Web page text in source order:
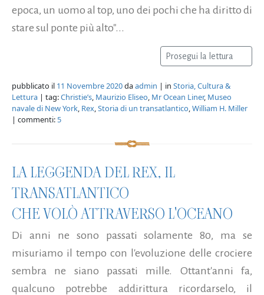
epoca, un uomo al top, uno dei pochi che ha diritto di
stare sul ponte più alto"...
Prosegui la lettura
pubblicato il 11 Novembre 2020daadmin | in Storia, Cultura &
Lettura | tag:Christie’s, Maurizio Eliseo, Mr Ocean Liner, Museo
navale di New York, Rex,Storia di un transatlantico,William H. Miller
| commenti: 5
LA LEGGENDA DEL REX, IL
TRANSATLANTICO
CHE VOLÒ ATTRAVERSO L'OCEANO
Di anni ne sono passati solamente 80, ma se
misuriamo il tempo con l'evoluzione delle crociere
sembra ne siano passati mille. Ottant'anni fa,
qualcuno potrebbe addirittura ricordarselo, il